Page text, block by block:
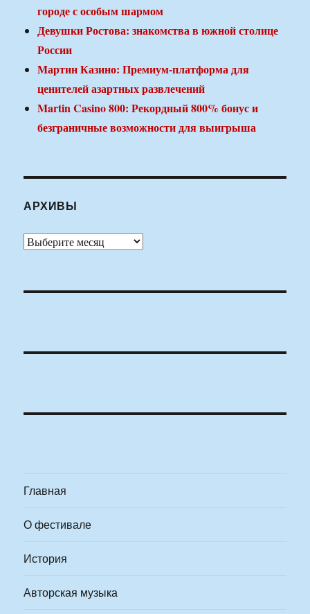
городе с особым шармом
Девушки Ростова: знакомства в южной столице
России
Мартин Казино: Премиум-платформа для
ценителей азартных развлечений
Martin Casino 800: Рекордный 800% бонус и
безграничные возможности для выигрыша
АРХИВЫ
Архивы
Главная
О фестивале
История
Авторская музыка